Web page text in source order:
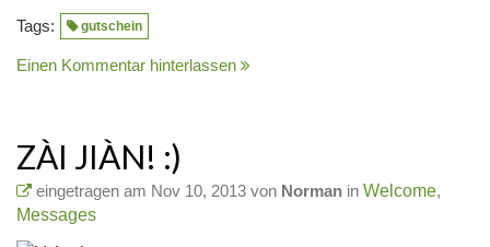
Tags: gutschein
Einen Kommentar hinterlassen
ZÀI JIÀN! :)
eingetragen am Nov 10, 2013 von Norman in Welcome,
Messages